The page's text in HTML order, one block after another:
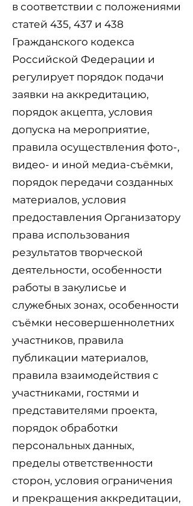
в соответствии с положениями
статей 435, 437 и 438
Гражданского кодекса
Российской Федерации и
регулирует порядок подачи
заявки на аккредитацию,
порядок акцепта, условия
допуска на мероприятие,
правила осуществления фото-,
видео- и иной медиа-съёмки,
порядок передачи созданных
материалов, условия
предоставления Организатору
права использования
результатов творческой
деятельности, особенности
работы в закулисье и
служебных зонах, особенности
съёмки несовершеннолетних
участников, правила
публикации материалов,
правила взаимодействия с
участниками, гостями и
представителями проекта,
порядок обработки
персональных данных,
пределы ответственности
сторон, условия ограничения
и прекращения аккредитации,